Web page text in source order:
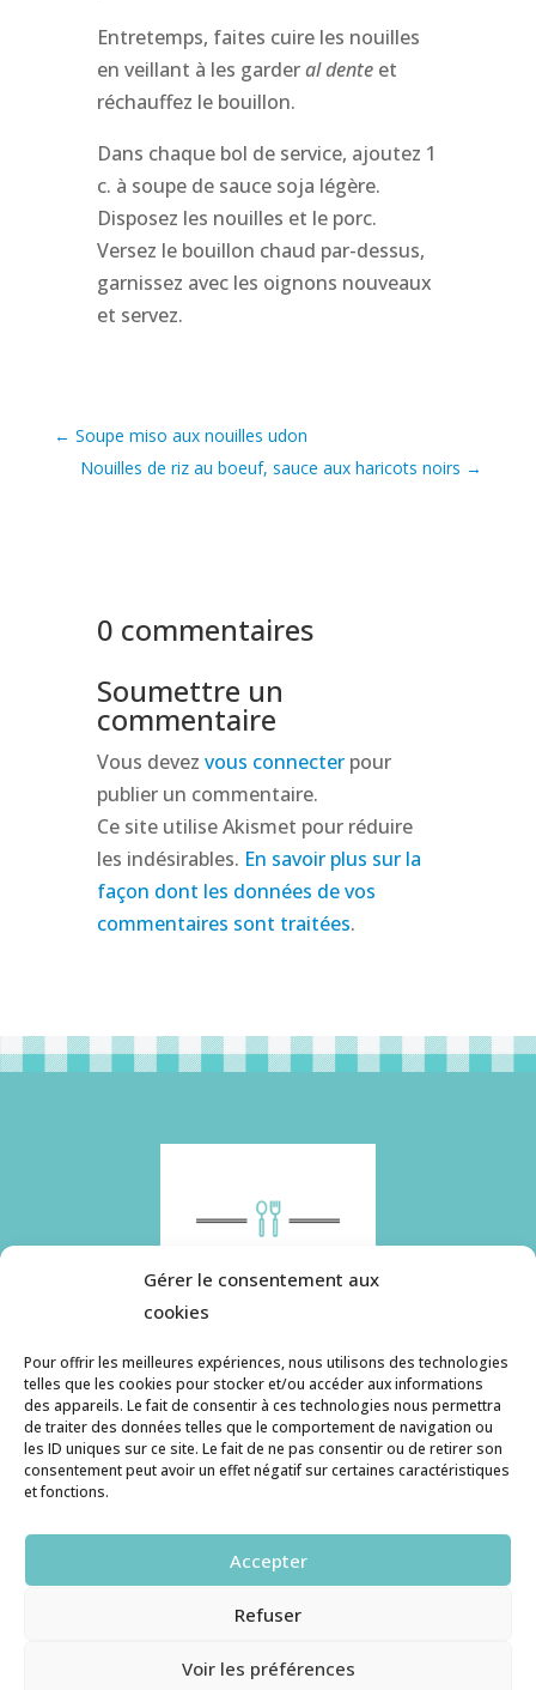
Gérer le consentement aux
cookies
Pour offrir les meilleures expériences, nous utilisons des technologies
telles que les cookies pour stocker et/ou accéder aux informations
des appareils. Le fait de consentir à ces technologies nous permettra
de traiter des données telles que le comportement de navigation ou
les ID uniques sur ce site. Le fait de ne pas consentir ou de retirer son
consentement peut avoir un effet négatif sur certaines caractéristiques
et fonctions.
Accepter
Refuser
Voir les préférences
Entretemps, faites cuire les nouilles
en veillant à les garderal denteet
réchauffez le bouillon.
Dans chaque bol de service, ajoutez 1
c. à soupe de sauce soja légère.
Disposez les nouilles et le porc.
Versez le bouillon chaud par-dessus,
garnissez avec les oignons nouveaux
et servez.
← Soupe miso aux nouilles udon
Nouilles de riz au boeuf, sauce aux haricots noirs →
0 commentaires
Soumettre un
commentaire
Vous devez vous connecterpour
publier un commentaire.
Ce site utilise Akismet pour réduire
les indésirables. En savoir plus sur la
façon dont les données de vos
commentaires sont traitées.
Histoire de pâtes utilise des cookies. Pour en
savoir plus, ainsi que sur la politique de
confidentialité, cliquez ici.
Contact
histoiredepates@gmail.com